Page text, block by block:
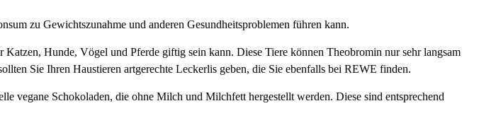
zu Gewichtszunahme und anderen Gesundheitsproblemen führen kann.
Hunde, Vögel und Pferde giftig sein kann. Diese Tiere können Theobromin nur sehr langsam
Sie Ihren Haustieren artgerechte Leckerlis geben, die Sie ebenfalls bei REWE finden.
vegane Schokoladen, die ohne Milch und Milchfett hergestellt werden. Diese sind entsprechend